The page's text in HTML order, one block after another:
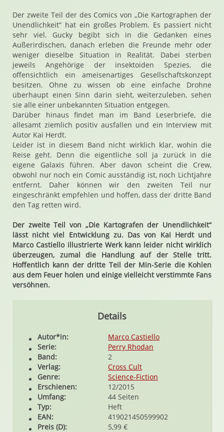
Der zweite Teil der des Comics von „Die Kartographen der
Unendlichkeit“ hat ein großes Problem. Es passiert nicht
sehr viel. Gucky begibt sich in die Gedanken eines
Außerirdischen, danach erleben die Freunde mehr oder
weniger dieselbe Situation in Realität. Dabei sterben
jeweils Angehörige der insektoiden Spezies, die
offensichtlich ein ameisenartiges Gesellschaftskonzept
besitzen. Ohne zu wissen ob eine einfache Drohne
überhaupt einen Sinn darin sieht, weiterzuleben, sehen
sie alle einer unbekannten Situation entgegen.
Darüber hinaus findet man im Band Leserbriefe, die
allesamt ziemlich positiv ausfallen und ein Interview mit
Autor Kai Herdt.
Leider ist in diesem Band nicht wirklich klar, wohin die
Reise geht. Denn die eigentliche soll ja zurück in die
eigene Galaxis führen. Aber davon scheint die Crew,
obwohl nur noch ein Comic ausständig ist, noch Lichtjahre
entfernt. Daher können wir den zweiten Teil nur
eingeschränkt empfehlen und hoffen, dass der dritte Band
den Tag retten wird.
Der zweite Teil von „Die Kartografen der Unendlichkeit“
lässt nicht viel Entwicklung zu. Das von Kai Herdt und
Marco Castiello illustrierte Werk kann leider nicht wirklich
überzeugen, zumal die Handlung auf der Stelle tritt.
Hoffentlich kann der dritte Teil der Min-Serie die Kohlen
aus dem Feuer holen und einige vielleicht verstimmte Fans
versöhnen.
Details
Autor*in:
Marco Castiello
Serie:
Perry Rhodan
Band:
2
Verlag:
Cross Cult
Genre:
Science-Fiction
Erschienen:
12/2015
Umfang:
44 Seiten
Typ:
Heft
EAN:
419021450599902
Preis (D):
5,99 €